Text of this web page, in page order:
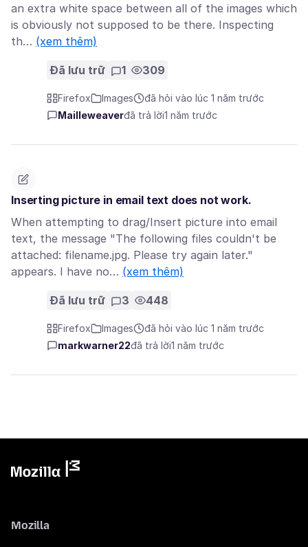
an extra white space between all of the images which
is obviously not supposed to be there. Inspecting
th… (xem thêm)
Đã lưu trữ 1 309
Firefox Images
đã hỏi vào lúc 1 năm trước
Mailleweaverđã trả lời1 năm trước
Inserting picture in email text does not work.
When attempting to drag/Insert picture into email
text, the message "The following files couldn't be
attached: filename.jpg. Please try again later."
appears. I have no… (xem thêm)
Đã lưu trữ 3 448
Firefox Images
đã hỏi vào lúc 1 năm trước
markwarner22đã trả lời1 năm trước
Mozilla